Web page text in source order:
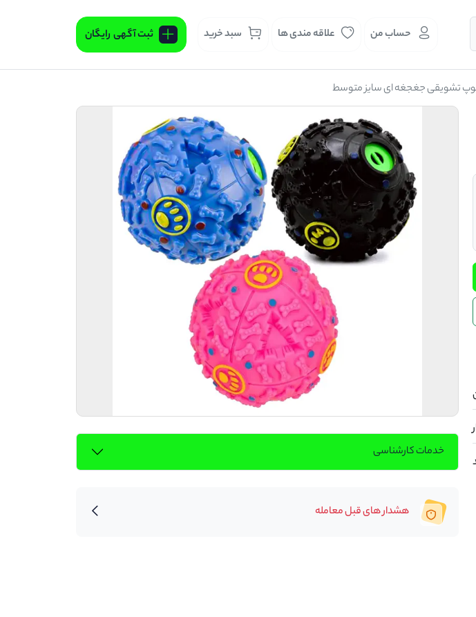
حساب من علاقه مندی ها سبد خرید ثبت آگهی رایگان
تشویقی جغجغه ای سایز متوسط
خدمات کارشناسی
هشدار های قبل معامله